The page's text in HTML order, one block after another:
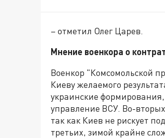
– отметил Олег Царев.
Мнение военкора о
Военкор "Комсомольской
Киеву желаемого
украинские
управление ВСУ. Во-
так как Киев не рискует
третьих, зимой крайне